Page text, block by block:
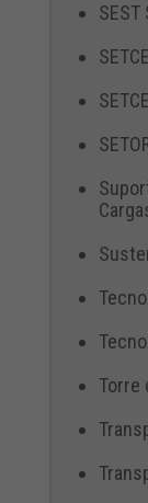
SEST
Torre